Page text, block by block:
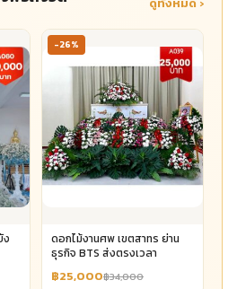
ง
-26%
ดอกไม้งานศพ เขตสาทร ย่าน
ธุรกิจ BTS ส่งตรงเวลา
฿25,000฿34,000